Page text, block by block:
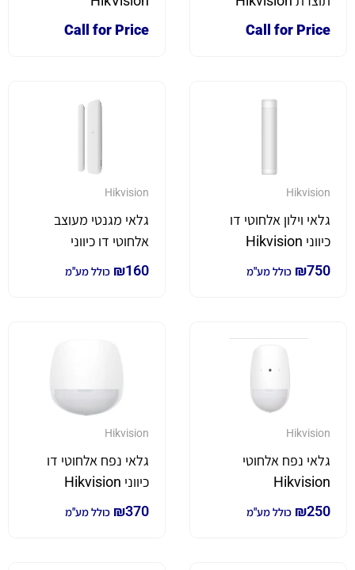
Call for Price
Call for Price
Hikvision
גלאי וילון אלחוטי דו
כיווני Hikvision
₪750 כולל מע"מ
Hikvision
גלאי מגנטי מעוצב
אלחוטי דו כיווני
Hikvision
₪160 כולל מע"מ
Hikvision
גלאי נפח אלחוטי
Hikvision
₪250 כולל מע"מ
Hikvision
גלאי נפח אלחוטי דו
כיווני Hikvision
₪370 כולל מע"מ